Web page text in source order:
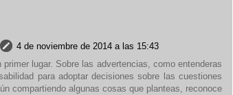
4 de noviembre de 2014 a las 15:43
lugar. Sobre las advertencias, como entenderas
para adoptar decisiones sobre las cuestiones
compartiendo algunas cosas que planteas, reconoce